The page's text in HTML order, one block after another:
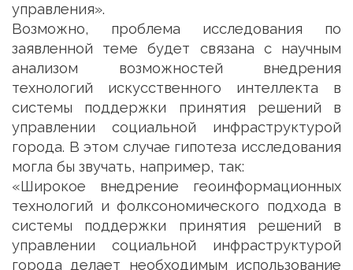
управления».
Возможно, проблема исследования по
заявленной теме будет связана с научным
анализом возможностей внедрения
технологий искусственного интеллекта в
системы поддержки принятия решений в
управлении социальной инфраструктурой
города. В этом случае гипотеза исследования
могла бы звучать, например, так:
«Широкое внедрение геоинформационных
технологий и фолксономического подхода в
системы поддержки принятия решений в
управлении социальной инфраструктурой
города делает необходимым использование